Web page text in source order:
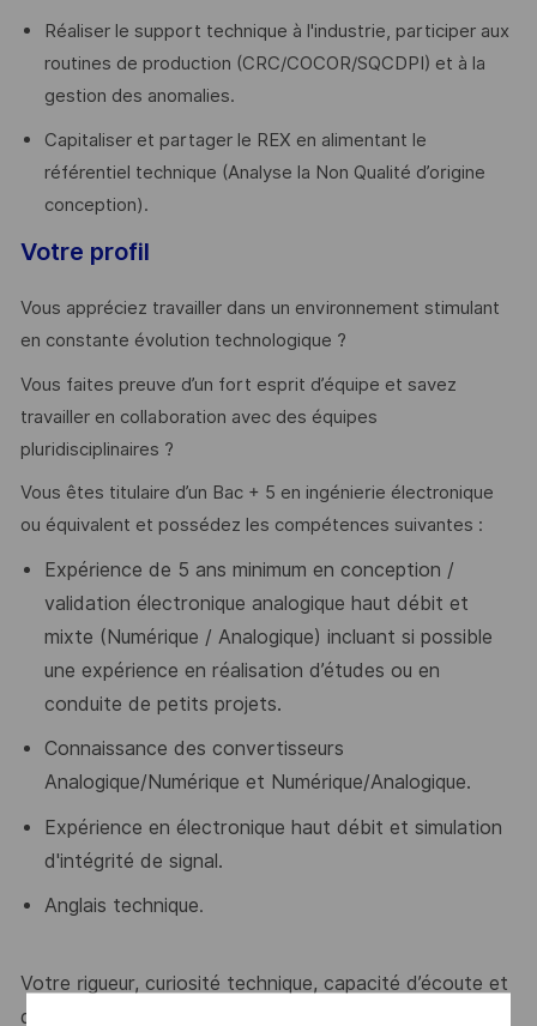
Réaliser le support technique à l'industrie, participer aux
routines de production (CRC/COCOR/SQCDPI) et à la
gestion des anomalies.
Capitaliser et partager le REX en alimentant le
référentiel technique (Analyse la Non Qualité d’origine
conception).
Votre profil
Vous appréciez travailler dans un environnement stimulant
en constante évolution technologique ?
Vous faites preuve d’un fort esprit d’équipe et savez
travailler en collaboration avec des équipes
pluridisciplinaires ?
Vous êtes titulaire d’un Bac + 5 en ingénierie électronique
ou équivalent et possédez les compétences suivantes :
Expérience de 5 ans minimum en conception /
validation électronique analogique haut débit et
mixte (Numérique / Analogique) incluant si possible
une expérience en réalisation d’études ou en
conduite de petits projets.
Connaissance des convertisseurs
Analogique/Numérique et Numérique/Analogique.
Expérience en électronique haut débit et simulation
d'intégrité de signal.
Anglais technique.
Votre rigueur, curiosité technique, capacité d’écoute et
d’apprentissage sont des atouts que l’on vous